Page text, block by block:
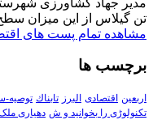
تن گیلاس از این میزان
مشاهده تمام پست های
برچسب ها
اربعین اقتصادی البرز تابناك توصیه-
تکنولوڑی را بخوانید و ش دهیاری ملک